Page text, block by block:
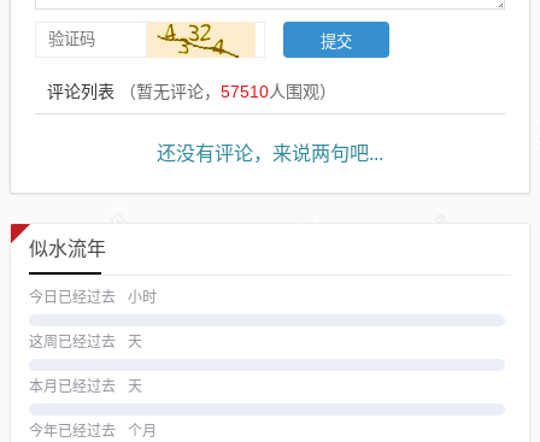
评论列表 （暂无评论， 57510人围观）
还没有评论，来说两句吧...
似水流年
今日已经过去 小时
这周已经过去 天
本月已经过去 天
今年已经过去 个月